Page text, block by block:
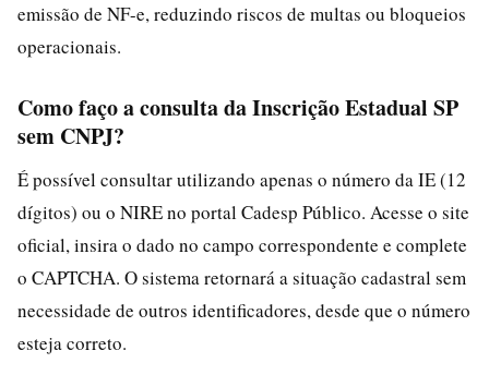
emissão de NF-e, reduzindo riscos de multas ou bloqueios
operacionais.
Como faço a consulta da Inscrição Estadual SP
sem CNPJ?
É possível consultar utilizando apenas o número da IE (12
dígitos) ou o NIRE no portal Cadesp Público. Acesse o site
oficial, insira o dado no campo correspondente e complete
o CAPTCHA. O sistema retornará a situação cadastral sem
necessidade de outros identificadores, desde que o número
esteja correto.